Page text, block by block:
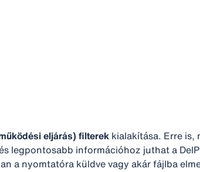
eljárás) filterek kialakítása. Erre is,
legpontosabb információhoz juthat a
nyomtatóra küldve vagy akár fájlba